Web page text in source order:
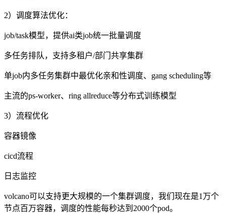
2）调度算法优化：
job/task模型，提供ai类job统一批量调度
多任务排队，支持多租户/部门共享集群
单job内多任务集群中最优化亲和性调度、 gang scheduling等
主流的ps-worker、 ring allreduce等分布式训练模型
3）流程优化
容器镜像
cicd流程
日志监控
volcano可以支持更大规模的一个集群调度，我们现在是1 万个
节点百万容器，调度的性能每秒达到 2000个pod。